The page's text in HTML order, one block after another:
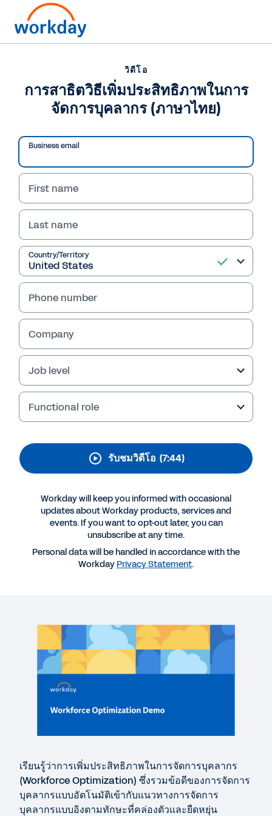
วิดีโอ
การสาธิตวิธีเพิ่ม
ประสิทธิภาพในการจัดการ
บุคลากร (ภาษาไทย)
เรียนรู้ว่าการเพิ่มประสิทธิภาพในการจัดการบุคลากร
(Workforce Optimization) ซึ่งรวมข้อดีของการ
จัดการบุคลากรแบบอัตโนมัติเข้ากับแนวทางการ
จัดการบุคลากรแบบอิงตามทักษะที่คล่องตัวและ
ยืดหยุ่น สามารถช่วยให้องค์กรของคุณรับมือกับการ
เปลี่ยนแปลงและแข็งแกร่งขึ้นได้อย่างไร
More Resources
(ภาษาไทย)
EBOOK
eBook: Workforce Needs Are Evolving
Workday Human Capital Management (Thai
Subtitles)
2:39
วิดีโอ
การสาธิตวิธีเพิ่มประสิทธิภาพในการ
จัดการบุคลากร (ภาษาไทย)
Business email
First name
Last name
Country/Territory
Phone number
Company
Job level
Functional role
รับชมวิดีโอ (7:44)
Workday will keep you informed with occasional
updates about Workday products, services and
events. If you want to opt-out later, you can
unsubscribe at any time.
Personal data will be handled in accordance with the
Workday Privacy Statement.
เรียนรู้ว่าการเพิ่มประสิทธิภาพในการจัดการบุคลากร
(Workforce Optimization) ซึ่งรวมข้อดีของการจัดการ
บุคลากรแบบอัตโนมัติเข้ากับแนวทางการจัดการ
บุคลากรแบบอิงตามทักษะที่คล่องตัวและยืดหยุ่น